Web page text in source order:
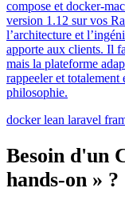
compose et docker-
version 1.12 sur vos
l’architecture et
apporte aux clients. Il
mais la plateforme
rappeeler et totalement
philosophie.
docker lean laravel
Besoin d'un
hands-on » ?